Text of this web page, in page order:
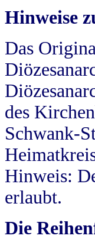
Hinweise
Das
des
Schwank-
Hinweis:
erlaubt.
Die